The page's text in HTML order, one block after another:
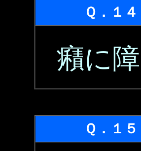
Ｑ．１４
癪に
Ｑ．１５